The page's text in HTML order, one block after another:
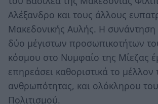
Αλέξανδρο και τους άλλους
Μακεδονικής Αυλής. Η
δύο μέγιστων προσωπικοτήτων
κόσμου στο Νυμφαίο της Μίεζας
επηρεάσει καθοριστικά το μέλλον
ανθρωπότητας, και ολόκληρου
Πολιτισμού.